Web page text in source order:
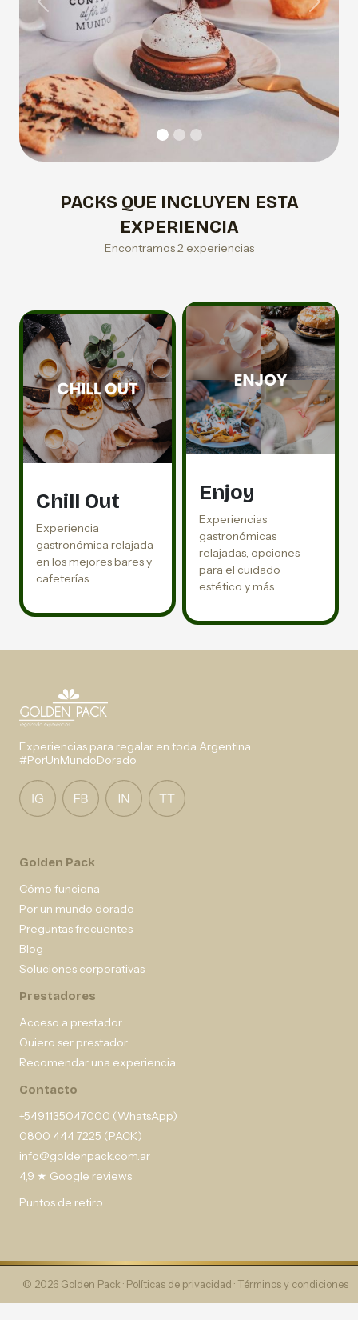
Previous Next
PACKS QUE INCLUYEN ESTA
EXPERIENCIA
Encontramos 2 experiencias
Chill Out
Experiencia
gastronómica relajada
en los mejores bares y
cafeterías
Enjoy
Experiencias
gastronómicas
relajadas, opciones
para el cuidado
estético y más
Experiencias para regalar en toda Argentina.
#PorUnMundoDorado
Golden Pack
Cómo funciona
Por un mundo dorado
Preguntas frecuentes
Blog
Soluciones corporativas
Prestadores
Acceso a prestador
Quiero ser prestador
Recomendar una experiencia
Contacto
+5491135047000 (WhatsApp)
0800 444 7225 (PACK)
info@goldenpack.com.ar
4,9 ★ Google reviews
Puntos de retiro
© 2026 Golden Pack · Políticas de privacidad · Términos y condiciones